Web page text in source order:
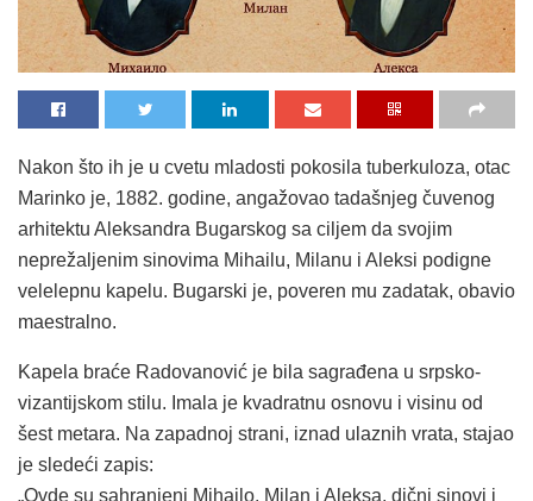
Nakon što ih je u cvetu mladosti pokosila tuberkuloza, otac
Marinko je, 1882. godine, angažovao tadašnjeg čuvenog
arhitektu Aleksandra Bugarskog sa ciljem da svojim
neprežaljenim sinovima Mihailu, Milanu i Aleksi podigne
velelepnu kapelu. Bugarski je, poveren mu zadatak, obavio
maestralno.
Kapela braće Radovanović je bila sagrađena u srpsko-
vizantijskom stilu. Imala je kvadratnu osnovu i visinu od
šest metara. Na zapadnoj strani, iznad ulaznih vrata, stajao
je sledeći zapis:
„Ovde su sahranjeni Mihailo, Milan i Aleksa, dični sinovi i